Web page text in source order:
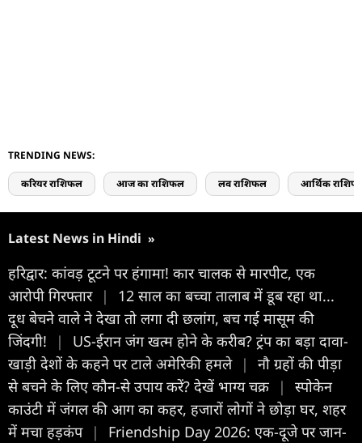
TRENDING NEWS:
करियर राशिफल आज का राशिफल लव राशिफल आर्थिक
Latest News in Hindi »
हरिद्वार: कांवड़ टूटने पर हंगामा! कार चालक से मारपीट, एक
आरोपी गिरफ्तार |
12 साल का बच्चा तालाब में डूब रहा था...
दूध बेचने वाले ने देखा तो लगा दी छलांग, बच गई मासूम की
जिंदगी!
|
US-ईरान जंग खत्म होने के करीब? ट्रंप का बड़ा दावा-
खाड़ी देशों के कहने पर टाले अमेरिकी हमले |
नौ ग्रहों की पीड़ा
से बचने के लिए कौन-से उपाय करें? देखें भाग्य चक्र
|
स्पोकेन
काउंटी में जंगल की आग का कहर, हजारों लोगों ने छोड़ा घर, शहर
में मचा हड़कंप |
Friendship Day 2026: एक-दूजे पर जान-